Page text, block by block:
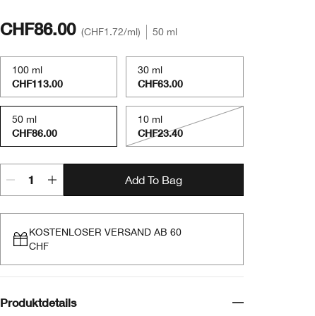
CHF86.00 CHF1.72/ml 50 ml
100 ml
CHF113.00
30 ml
CHF63.00
50 ml
CHF86.00
10 ml
CHF23.40
Add To Bag
KOSTENLOSER VERSAND AB 60
CHF
Produktdetails